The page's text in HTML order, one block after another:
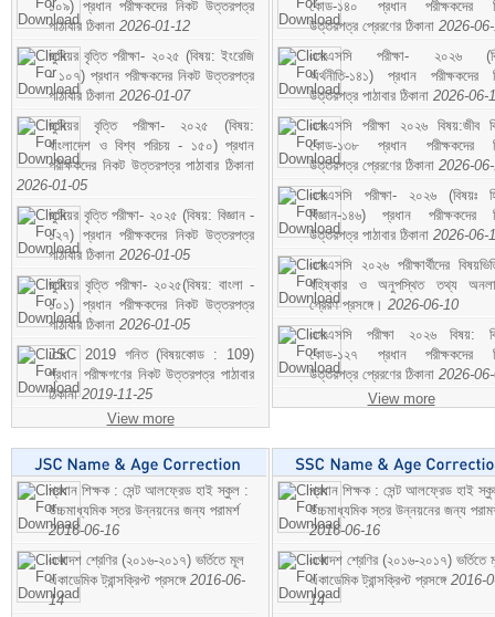
১০৯) প্রধান পরীক্ষকদের নিকট উত্তরপত্র
পাঠাবার ঠিকানা 2026-01-12
জুনিয়র বৃত্তি পরীক্ষা- ২০২৫ (বিষয়: ইংরেজি
- ১০৭) প্রধান পরীক্ষকদের নিকট উত্তরপত্র
পাঠাবার ঠিকানা 2026-01-07
জুনিয়র বৃত্তি পরীক্ষা- ২০২৫ (বিষয়:
বাংলাদেশ ও বিশ্ব পরিচয় - ১৫০) প্রধান
পরীক্ষকদের নিকট উত্তরপত্র পাঠাবার ঠিকানা
2026-01-05
জুনিয়র বৃত্তি পরীক্ষা- ২০২৫ (বিষয়: বিজ্ঞান -
১২৭) প্রধান পরীক্ষকদের নিকট উত্তরপত্র
পাঠাবার ঠিকানা 2026-01-05
জুনিয়র বৃত্তি পরীক্ষা- ২০২৫(বিষয়: বাংলা -
১০১) প্রধান পরীক্ষকদের নিকট উত্তরপত্র
পাঠাবার ঠিকানা 2026-01-05
JSC 2019 গনিত (বিষয়কোড : 109)
প্রধান পরীক্ষগণের নিকট উত্তরপত্র পাঠাবার
ঠিকানা2019-11-25
View more
কোড-১৪০ প্রধান পরীক্ষকদের
উত্তরপত্র প্রেরণের ঠিকানা 2026-
এসএসসি পরীক্ষা- ২০২৬
অর্থনীতি-১৪১) প্রধান পরীক্ষকদের
উত্তরপত্র পাঠাবার ঠিকানা 2026-06-
এসএসসি পরীক্ষা ২০২৬ বিষয়:জীব
কোড-১৩৮ প্রধান পরীক্ষকদের
উত্তরপত্র প্রেরণের ঠিকানা 2026-
এসএসসি পরীক্ষা- ২০২৬ (বিষয়ঃ
বিজ্ঞান-১৪৬) প্রধান পরীক্ষকদের
উত্তরপত্র পাঠাবার ঠিকানা 2026-06-
এসএসসি ২০২৬ পরীক্ষার্থীদের
বহিষ্কার ও অনুপস্থিত তথ্য
প্রেরণ প্রসঙ্গে। 2026-06-10
এসএসসি পরীক্ষা ২০২৬ বিষয়:
কোড-১২৭ প্রধান পরীক্ষকদের
উত্তরপত্র প্রেরণের ঠিকানা 2026-
View more
প্রধান শিক্ষক : সেন্ট আলফ্রেড হাই স্কুল :
উচ্চমাধ্যমিক স্তর উন্নয়নের জন্য পরামর্শ
2016-06-16
একাদশ শ্রেণির (২০১৬-২০১৭) ভর্তিতে মূল
একাডেমিক ট্রান্সক্রিপ্ট প্রসঙ্গে 2016-06-
14
প্রধান শিক্ষক : সেন্ট আলফ্রেড হাই
উচ্চমাধ্যমিক স্তর উন্নয়নের জন্য
2016-06-16
একাদশ শ্রেণির (২০১৬-২০১৭) ভর্তিতে
একাডেমিক ট্রান্সক্রিপ্ট প্রসঙ্গে 2016-
14